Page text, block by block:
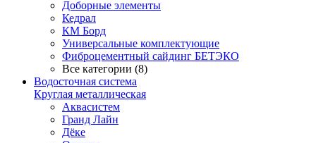
Доборные элементы
Кедрал
КМ Борд
Универсальные комплектующие
Фиброцементный сайдинг БЕТЭКО
Все категории (8)
Водосточная система
Круглая металлическая
Аквасистем
Гранд Лайн
Дёке